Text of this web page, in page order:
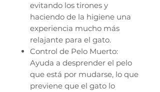
evitando los tirones y
haciendo de la higiene una
experiencia mucho más
relajante para el gato.
Control de Pelo Muerto:
Ayuda a desprender el pelo
que está por mudarse, lo que
previene que el gato lo